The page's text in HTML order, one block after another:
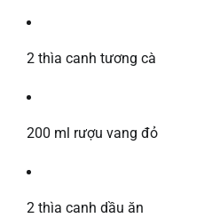
2 thìa canh tương cà
200 ml rượu vang đỏ
2 thìa canh dầu ăn